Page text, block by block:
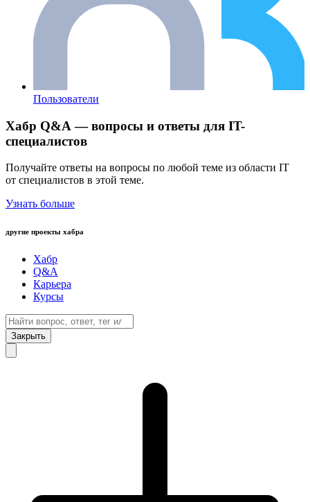
Пользователи
Хабр Q&A — вопросы и ответы для IT-
специалистов
Получайте ответы на вопросы по любой теме из области IT
от специалистов в этой теме.
Узнать больше
другие проекты хабра
Хабр
Q&A
Карьера
Курсы
Закрыть